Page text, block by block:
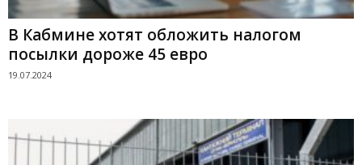
В Кабмине хотят обложить налогом
посылки дороже 45 евро
19.07.2024